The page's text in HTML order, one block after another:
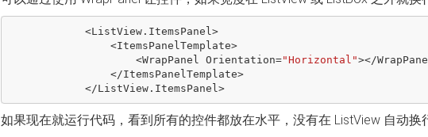
<ListView . ItemsPanel >
<ItemsPanelTemplate>
<WrapPanel Orientation="Horizontal"></
</ItemsPanelTemplate>
</ListView . ItemsPanel >
如果现在就运行代码，看到所有的控件都放在水平，没有在 ListView 自动换